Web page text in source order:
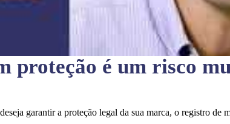
proteção é um risco
garantir a proteção legal da sua marca, o registro de